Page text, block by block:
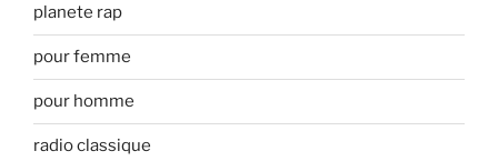
planete rap
pour femme
pour homme
radio classique